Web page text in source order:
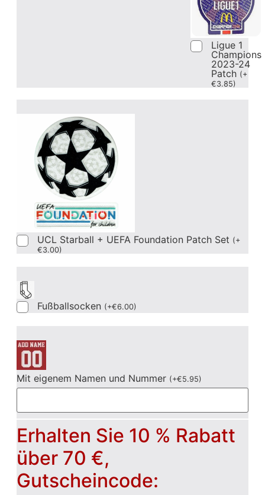
Ligue 1
Champions
2023-24
Patch (+
€3.85)
UCL Starball + UEFA Foundation Patch Set (+
€3.00)
Fußballsocken (+€6.00)
Mit eigenem Namen und Nummer (+€5.95)
Erhalten Sie 10 % Rabatt
über 70 €,
Gutscheincode: